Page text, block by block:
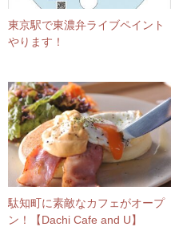
東京駅で東濃弁ライブペイント
やります！
駄知町に素敵なカフェがオープ
ン！【Dachi Cafe and U】